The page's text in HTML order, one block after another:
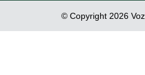
© Copyright 2026